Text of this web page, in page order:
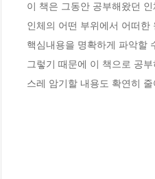
이 책은 그동안 공부해왔던
인체의 어떤 부위에서 어떠한
핵심내용을 명확하게 파악할
그렇기 때문에 이 책으로 공
스레 암기할 내용도 확연히